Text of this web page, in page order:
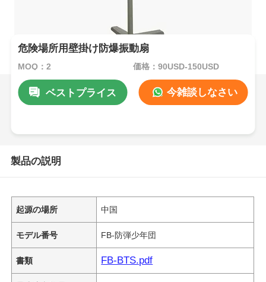
危険場所用壁掛け防爆振動扇
MOQ：2 価格：90USD-150USD
ベストプライス 今雑談しなさい
製品の説明
起源の場所 中国
モデル番号 FB-防弾少年団
書類 FB-BTS.pdf